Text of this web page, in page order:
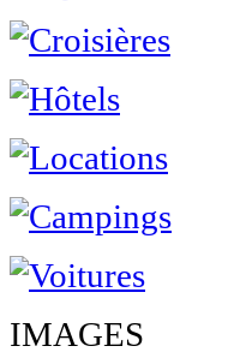
IMAGES